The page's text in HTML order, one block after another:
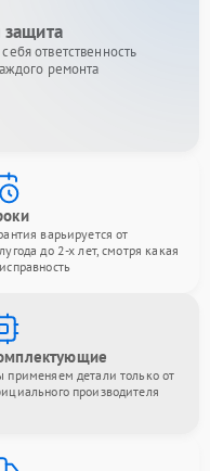
ответственность
ремонта
варьируется от
до 2-х лет, смотря какая
применяем детали только от
производителя